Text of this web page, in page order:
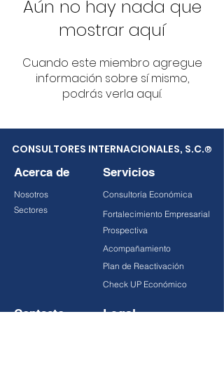
Aún no hay nada que
mostrar aquí
Cuando este miembro agregue
información sobre sí mismo,
podrás verla aquí.
CONSULTORES INTERNACIONALES, S.C.®
Acerca de
Nosotros
Sectores
Servicios
Consultoría Económica
Fortalecimiento Empresarial
Prospectiva
Acompañamiento
Plan de Reactivación
Check UP Económico
Contacto Legal